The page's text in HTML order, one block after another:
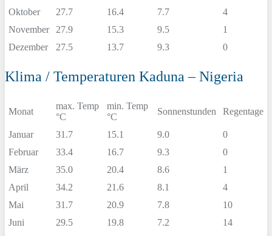
Oktober
27.7 16.4 7.7
4
November
27.9 15.3 9.5
1
Dezember
27.5 13.7 9.3 0
Klima / Temperaturen Kaduna – Nigeria
Monat
max. Temp
°C
min. Temp
°C
Sonnenstunden Regentage
Januar 31.7 15.1 9.0
0
Februar
33.4 16.7 9.3
0
März
35.0 20.4 8.6
1
April
34.2 21.6 8.1
4
Mai
31.7 20.9 7.8
10
Juni
29.5 19.8 7.2
14